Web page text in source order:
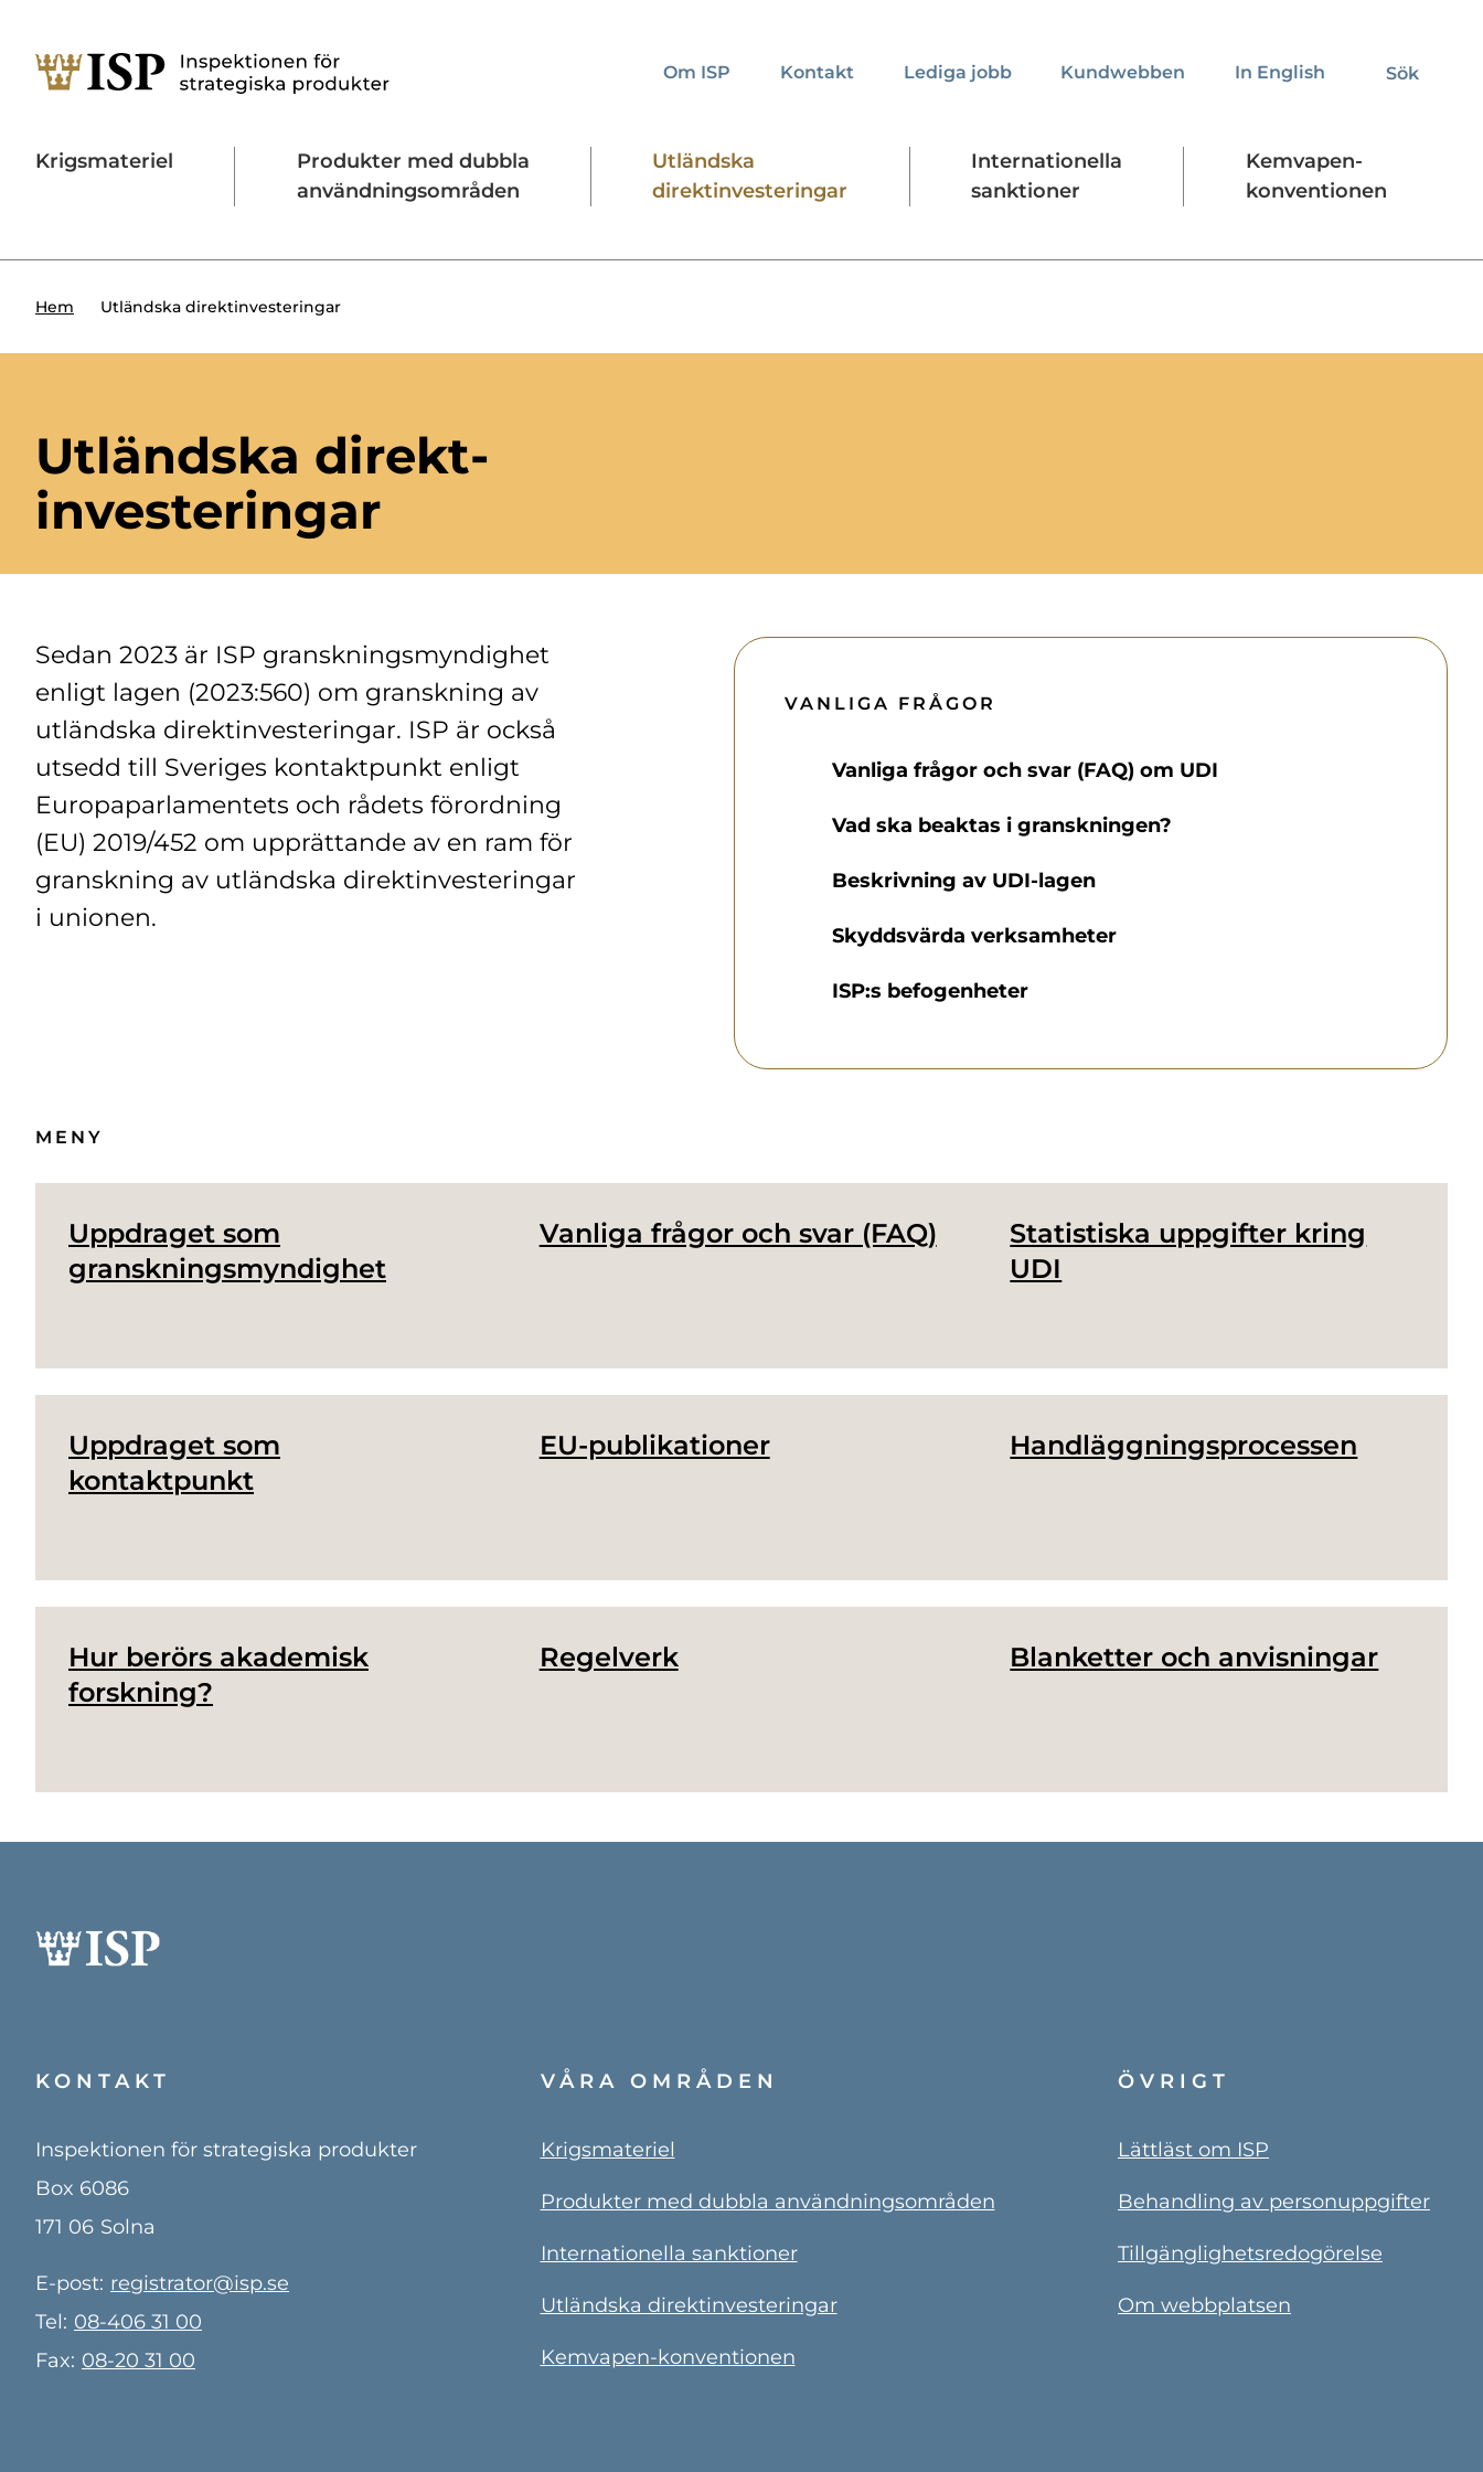
Utländska direktinvesteringar Kontakta oss Presskontakt Forskningssäkerhet Regelverk
Om ISP Kontakt Lediga jobb Kundwebben In English Sök
Krigsmateriel
Produkter med dubbla
användningsområden
Utländska
direktinvesteringar
Internationella
sanktioner
Kemvapen-
konventionen
Hem Utländska direktinvesteringar
Utländska direkt­
investeringar
Sedan 2023 är ISP granskningsmyndighet
enligt lagen (2023:560) om granskning av
utländska direktinvesteringar. ISP är också
utsedd till Sveriges kontaktpunkt enligt
Europaparlamentets och rådets förordning
(EU) 2019/452 om upprättande av en ram för
granskning av utländska direktinvesteringar
i unionen.
VANLIGA FRÅGOR
Vanliga frågor och svar (FAQ) om UDI
Vad ska beaktas i granskningen?
Beskrivning av UDI-lagen
Skyddsvärda verksamheter
ISP:s befogenheter
MENY
Uppdraget som
granskningsmyndighet
Vanliga frågor och svar (FAQ)
Statistiska uppgifter kring
UDI
Uppdraget som
kontaktpunkt
EU-publikationer Handläggningsprocessen
Hur berörs akademisk
forskning?
Regelverk Blanketter och anvisningar
KONTAKT
Inspektionen för strategiska produkter
Box 6086
171 06 Solna
E-post: registrator@isp.se
Tel: 08-406 31 00
Fax: 08-20 31 00
VÅRA OMRÅDEN
Krigsmateriel
Produkter med dubbla användningsområden
Internationella sanktioner
Utländska direktinvesteringar
Kemvapen-konventionen
ÖVRIGT
Lättläst om ISP
Behandling av personuppgifter
Tillgänglighetsredogörelse
Om webbplatsen